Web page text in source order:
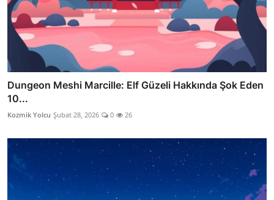
Dungeon Meshi Marcille: Elf Güzeli Hakkında Şok Eden
10...
Kozmik Yolcu Şubat 28, 2026 0 26